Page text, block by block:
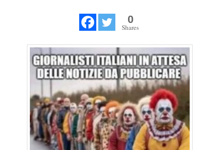
0
Shares